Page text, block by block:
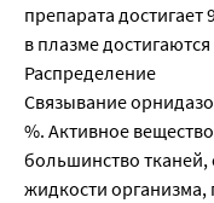
препарата
в плазме
Распределение
Связывание
%. Активное
большинство
жидкости организма,